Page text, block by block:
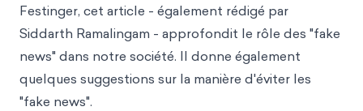
Festinger, cet article - également rédigé par
Siddarth Ramalingam - approfondit le rôle des "fake
news" dans notre société. Il donne également
quelques suggestions sur la manière d'éviter les
"fake news".